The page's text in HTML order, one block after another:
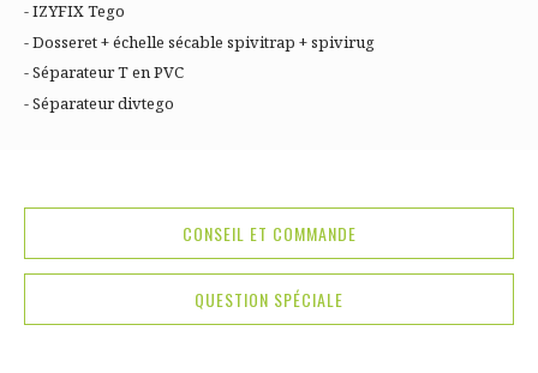
- IZYFIX Tego
- Dosseret + échelle sécable spivitrap + spivirug
- Séparateur T en PVC
- Séparateur divtego
CONSEIL ET COMMANDE
QUESTION SPÉCIALE